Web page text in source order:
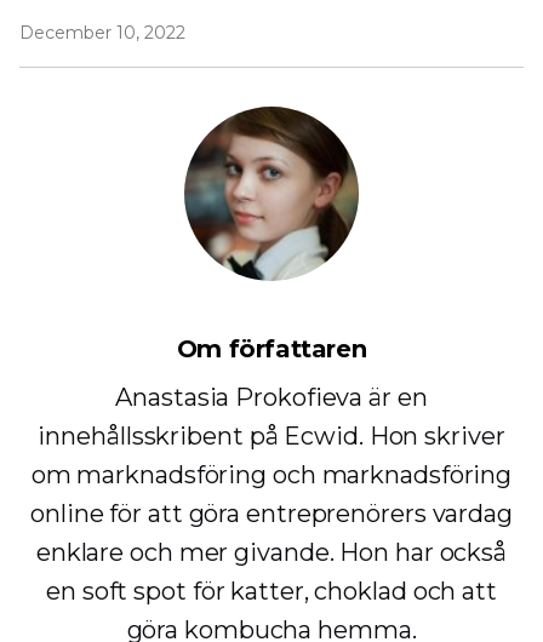
December 10, 2022
Om författaren
Anastasia Prokofieva är en
innehållsskribent på Ecwid. Hon skriver
om marknadsföring och marknadsföring
online för att göra entreprenörers vardag
enklare och mer givande. Hon har också
en soft spot för katter, choklad och att
göra kombucha hemma.